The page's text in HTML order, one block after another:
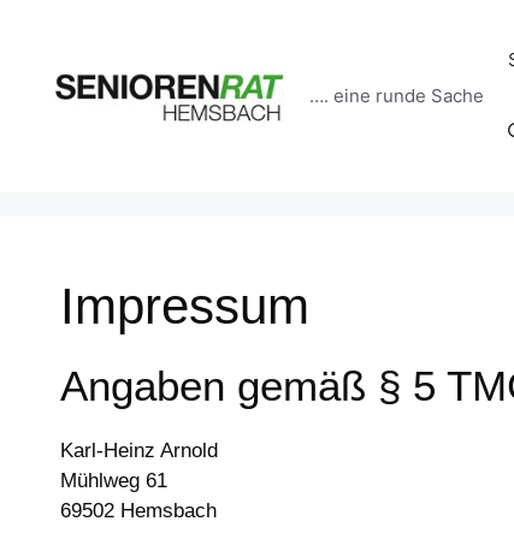
…. eine runde Sache
Impressum
Angaben gemäß § 5
Karl-Heinz Arnold
Mühlweg 61
69502 Hemsbach